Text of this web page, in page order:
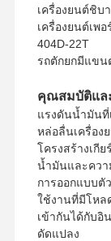
วิธีจัดส่ง
เครื่องยนต์ชิบ
เครื่องยนต์เพ
404D-22T
รถตักยกมีแขน
คุณสมบัติแล
แรงดันน้ำมันที่
หล่อลื่นเครื่อง
โครงสร้างเกี
น้ำมันและคว
การออกแบบตั
ใช้งานที่มีโหล
เข้ากันได้กับอิ
ดัดแปลง